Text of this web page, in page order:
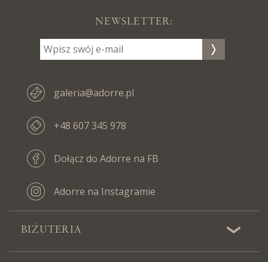
NEWSLETTER:
galeria@adorre.pl
+48 607 345 978
Dołącz do Adorre na FB
Adorre na Instagramie
BIŻUTERIA